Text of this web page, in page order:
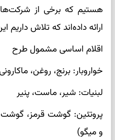
ارائه داده‌اند که تلاش داریم این عدد
اقلام اساسی مشمول طرح
خواروبار: برنج، روغن،
لبنیات: شیر، ماست، پنیر
پروتئین: گوشت قرمز،
و میگو)